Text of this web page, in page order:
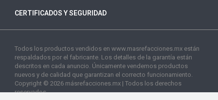
CERTIFICADOS Y SEGURIDAD
Todos los productos vendidos en www.masrefacciones.mx están
respaldados por el fabricante. Los detalles de la garantía están
descritos en cada anuncio. Únicamente vendemos productos
nuevos y de calidad que garantizan el correcto funcionamiento.
Copyright © 2026 másrefacciones.mx | Todos los derechos
reservados